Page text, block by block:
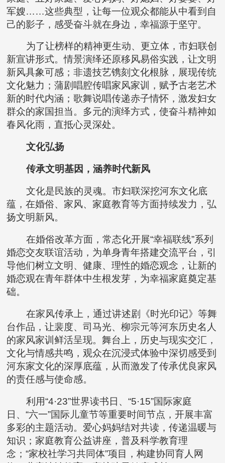
军嫂……这些典型，让每一位观众都能从中看到自
己的影子，感受奋斗就在身边，幸福源于坚守。
为了让榜样的精神更生动、更立体，市妇联创
新宣讲形式。情景演绎还原移风易俗实践，让文明
新风具象可感；非遗技艺镌刻文化根脉，展现传统
文化魅力；蒲剧唱腔传唱家风家训，赋予古老艺术
新的时代内涵；歌舞说唱传递赤子情怀，激发妇女
群众的家国担当。多元的演绎方式，使奋斗精神如
春风化雨，直抵心灵深处。
文化弘扬
传承文明基因，涵养时代新风
文化是民族的灵魂。市妇联深挖河东文化底
蕴，在婚俗、家风、家庭教育等方面持续发力，弘
扬文明新风。
在婚俗改革方面，常态化开展“幸福联线”系列
婚恋交友联谊活动，为单身青年搭建交流平台，引
导他们树立文明、健康、理性的婚恋观念，让新的
婚恋观在青年群体中生根发芽，为幸福家庭奠定基
础。
在家风传承上，通过讲述剧《时光印记》等舞
台作品，让裴度、司马光、柳宗元等河东历史名人
的家风家训鲜活呈现。舞台上，历史与现实交汇，
文化与情感共鸣，观众在沉浸式体验中深切感受到
河东家文化的深厚底蕴，从而激发了传承优良家风
的责任感与使命感。
利用“4·23”世界读书日、“5·15”国际家庭
日、“六一”国际儿童节等重要时间节点，开展丰富
多彩的主题活动。爱心妈妈结对共读，传递温暖与
知识；家庭教育公益讲座，普及科学教育理
念；“家校社学习共同体”项目，构建协同育人网